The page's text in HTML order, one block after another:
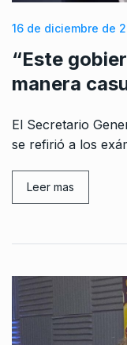
16 de diciembre de
“Este
manera
El Secretario
se refirió a los
Leer mas